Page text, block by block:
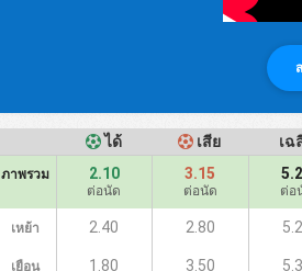
ได้ เสีย เฉ
ภาพรวม 2.10
ต่อนัด
3.15
ต่อนัด ต่อ
เหย้า 2.40 2.80
เยือน 1.80 3.50